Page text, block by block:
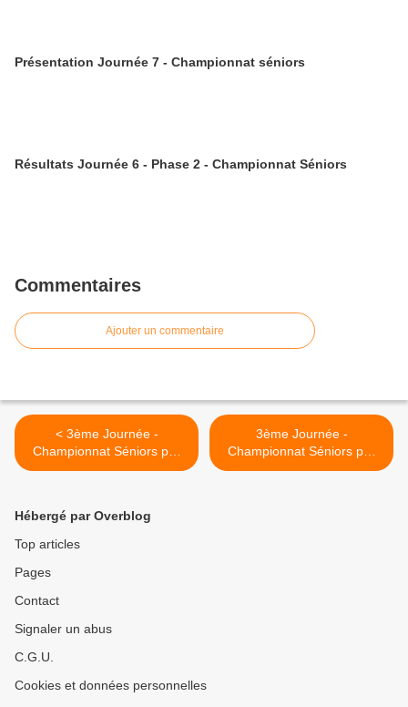
Présentation Journée 7 - Championnat séniors
Résultats Journée 6 - Phase 2 - Championnat Séniors
Commentaires
Ajouter un commentaire
< 3ème Journée -
Championnat Séniors par
équipes départementales
3ème Journée -
Championnat Séniors par
équipes régionales >
Hébergé par Overblog
Top articles
Pages
Contact
Signaler un abus
C.G.U.
Cookies et données personnelles